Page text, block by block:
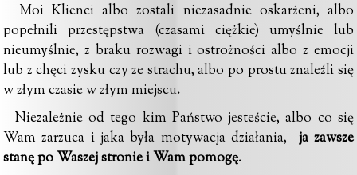
Moi Klienci albo zostali niezasadnie oskarżeni, albo
popełnili przestępstwa (czasami ciężkie) umyślnie lub
nieumyślnie, z braku rozwagi i ostrożności albo z emocji
lub z chęci zysku czy ze strachu, albo po prostu znaleźli się
w złym czasie w złym miejscu.
Niezależnie od tego kim Państwo jesteście, albo co się
Wam zarzuca i jaka była motywacja działania, ja zawsze
stanę po Waszej stronie i Wam pomogę.